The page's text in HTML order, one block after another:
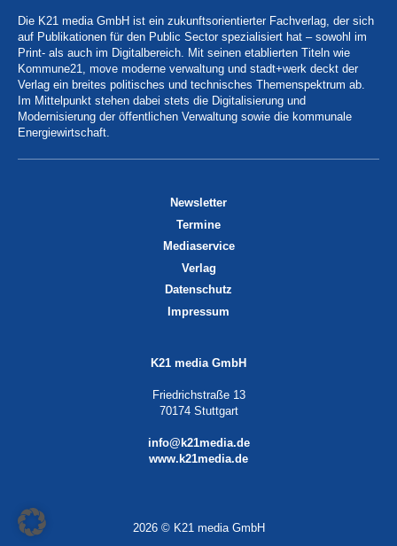
Die K21 media GmbH ist ein zukunftsorientierter Fachverlag, der sich
auf Publikationen für den Public Sector spezialisiert hat – sowohl im
Print- als auch im Digitalbereich. Mit seinen etablierten Titeln wie
Kommune21, move moderne verwaltung und stadt+werk deckt der
Verlag ein breites politisches und technisches Themenspektrum ab.
Im Mittelpunkt stehen dabei stets die Digitalisierung und
Modernisierung der öffentlichen Verwaltung sowie die kommunale
Energiewirtschaft.
Newsletter
Termine
Mediaservice
Verlag
Datenschutz
Impressum
K21 media GmbH
Friedrichstraße 13
70174 Stuttgart
info@k21media.de
www.k21media.de
2026 © K21 media GmbH